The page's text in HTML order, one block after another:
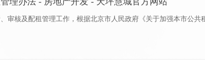
核及配租管理工作，根据北京市人民政府《关于加强本市公共
、社会单位以及投资机构、房地产开..